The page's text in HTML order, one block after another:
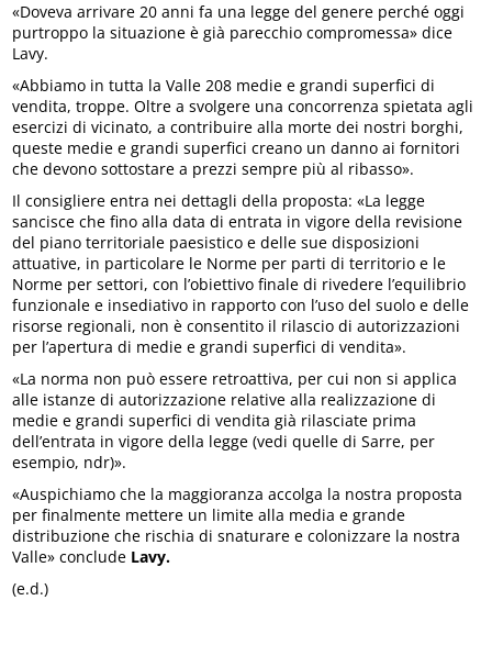
«Doveva arrivare 20 anni fa una legge del genere perché oggi
purtroppo la situazione è già parecchio compromessa» dice
Lavy.
«Abbiamo in tutta la Valle 208 medie e grandi superfici di
vendita, troppe. Oltre a svolgere una concorrenza spietata agli
esercizi di vicinato, a contribuire alla morte dei nostri borghi,
queste medie e grandi superfici creano un danno ai fornitori
che devono sottostare a prezzi sempre più al ribasso».
Il consigliere entra nei dettagli della proposta: «La legge
sancisce che fino alla data di entrata in vigore della revisione
del piano territoriale paesistico e delle sue disposizioni
attuative, in particolare le Norme per parti di territorio e le
Norme per settori, con l’obiettivo finale di rivedere l’equilibrio
funzionale e insediativo in rapporto con l’uso del suolo e delle
risorse regionali, non è consentito il rilascio di autorizzazioni
per l’apertura di medie e grandi superfici di vendita».
«La norma non può essere retroattiva, per cui non si applica
alle istanze di autorizzazione relative alla realizzazione di
medie e grandi superfici di vendita già rilasciate prima
dell’entrata in vigore della legge (vedi quelle di Sarre, per
esempio, ndr)».
«Auspichiamo che la maggioranza accolga la nostra proposta
per finalmente mettere un limite alla media e grande
distribuzione che rischia di snaturare e colonizzare la nostra
Valle» conclude Lavy.
(e.d.)